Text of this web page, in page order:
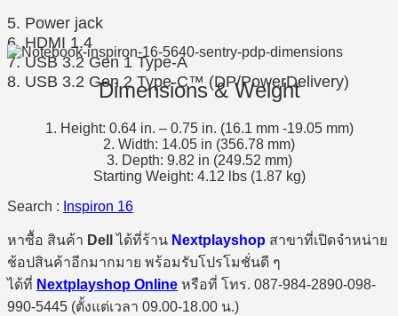
5. Power jack
6. HDMI 1.4
7. USB 3.2 Gen 1 Type-A
8. USB 3.2 Gen 2 Type-C™ (DP/PowerDelivery)
Dimensions & Weight
1. Height: 0.64 in. – 0.75 in. (16.1 mm -19.05 mm)
2. Width: 14.05 in (356.78 mm)
3. Depth: 9.82 in (249.52 mm)
Starting Weight: 4.12 lbs (1.87 kg)
Search : Inspiron 16
หาซื้อ สินค้า Dell ได้ที่ร้าน Nextplayshop สาขาที่เปิดจำหน่าย
ช้อปสินค้าอีกมากมาย พร้อมรับโปรโมชั่นดี ๆ
ได้ที่ Nextplayshop Online หรือที่ โทร. 087-984-2890-098-
990-5445 (ตั้งแต่เวลา 09.00-18.00 น.)